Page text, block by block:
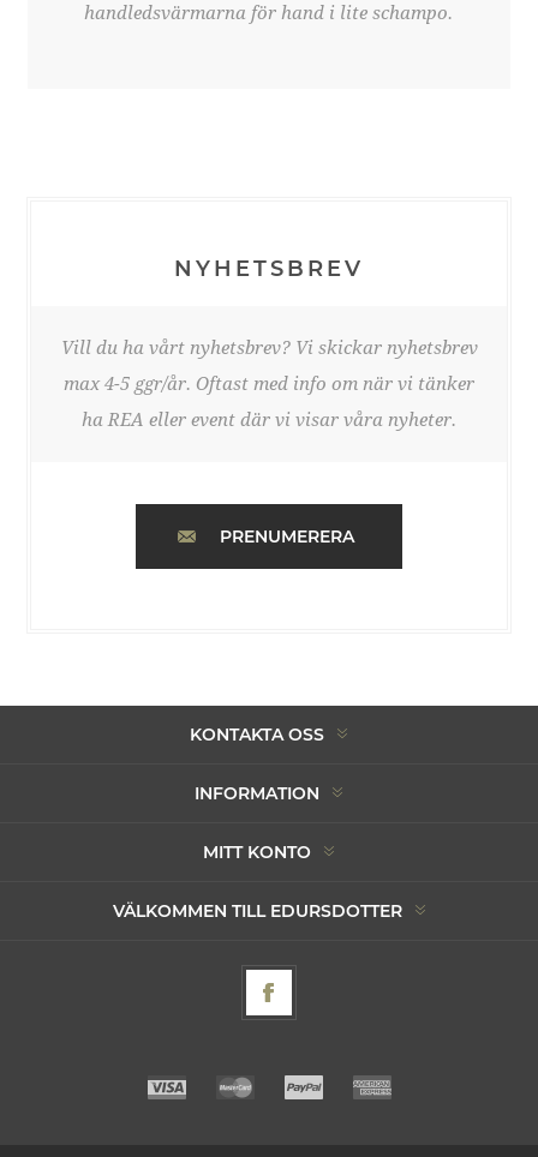
handledsvärmarna för hand i lite schampo.
NYHETSBREV
Vill du ha vårt nyhetsbrev? Vi skickar nyhetsbrev
max 4-5 ggr/år. Oftast med info om när vi tänker
ha REA eller event där vi visar våra nyheter.
PRENUMERERA
KONTAKTA OSS
INFORMATION
MITT KONTO
VÄLKOMMEN TILL EDURSDOTTER